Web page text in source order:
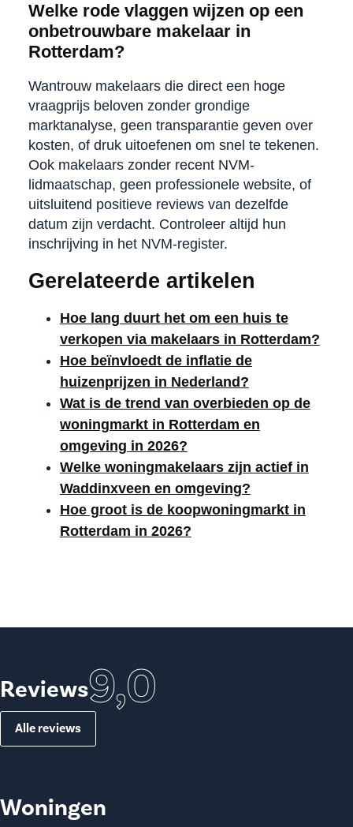
Welke rode vlaggen wijzen op een
onbetrouwbare makelaar in
Rotterdam?
Wantrouw makelaars die direct een hoge
vraagprijs beloven zonder grondige
marktanalyse, geen transparantie geven over
kosten, of druk uitoefenen om snel te tekenen.
Ook makelaars zonder recent NVM-
lidmaatschap, geen professionele website, of
uitsluitend positieve reviews van dezelfde
datum zijn verdacht. Controleer altijd hun
inschrijving in het NVM-register.
Gerelateerde artikelen
Hoe lang duurt het om een huis te
verkopen via makelaars in Rotterdam?
Hoe beïnvloedt de inflatie de
huizenprijzen in Nederland?
Wat is de trend van overbieden op de
woningmarkt in Rotterdam en
omgeving in 2026?
Welke woningmakelaars zijn actief in
Waddinxveen en omgeving?
Hoe groot is de koopwoningmarkt in
Rotterdam in 2026?
Reviews9,0
Alle reviews
Woningen